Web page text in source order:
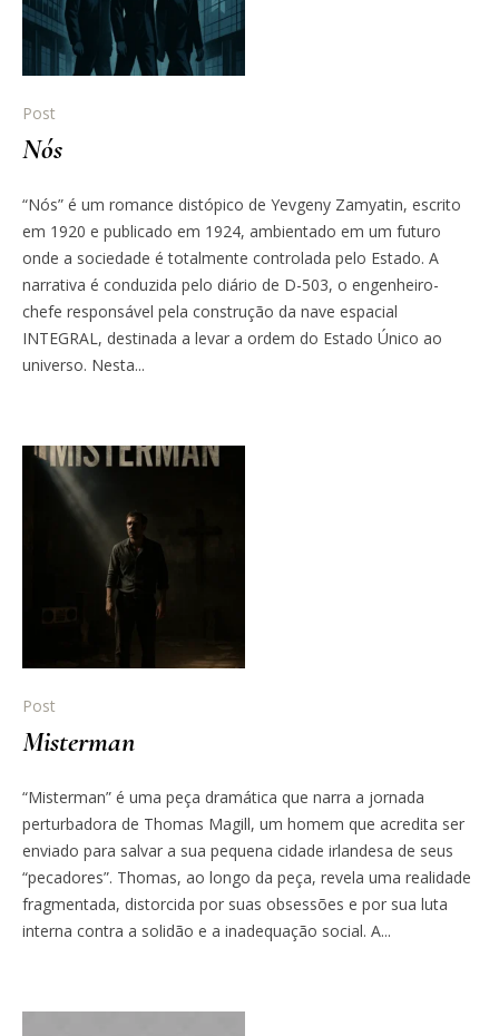
Post
Nós
“Nós” é um romance distópico de Yevgeny Zamyatin, escrito
em 1920 e publicado em 1924, ambientado em um futuro
onde a sociedade é totalmente controlada pelo Estado. A
narrativa é conduzida pelo diário de D-503, o engenheiro-
chefe responsável pela construção da nave espacial
INTEGRAL, destinada a levar a ordem do Estado Único ao
universo. Nesta...
Post
Misterman
“Misterman” é uma peça dramática que narra a jornada
perturbadora de Thomas Magill, um homem que acredita ser
enviado para salvar a sua pequena cidade irlandesa de seus
“pecadores”. Thomas, ao longo da peça, revela uma realidade
fragmentada, distorcida por suas obsessões e por sua luta
interna contra a solidão e a inadequação social. A...